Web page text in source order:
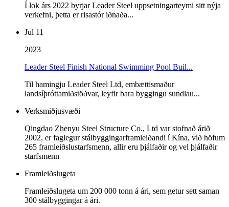
Í lok árs 2022 byrjar Leader Steel uppsetningarteymi sitt nýja
verkefni, þetta er risastór iðnaða...
Jul 11
2023
Leader Steel Finish National Swimming Pool Buil...
Til hamingju Leader Steel Ltd, embættismaður
landsíþróttamiðstöðvar, leyfir bara byggingu sundlau...
Verksmiðjusvæði
Qingdao Zhenyu Steel Structure Co., Ltd var stofnað árið
2002, er faglegur stálbyggingarframleiðandi í Kína, við höfum
265 framleiðslustarfsmenn, allir eru þjálfaðir og vel þjálfaðir
starfsmenn
Framleiðslugeta
Framleiðslugeta um 200 000 tonn á ári, sem getur sett saman
300 stálbyggingar á ári.